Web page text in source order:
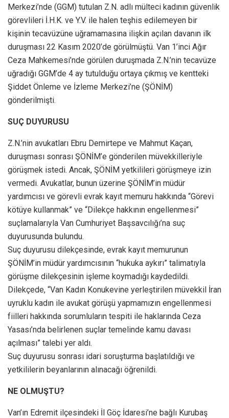
Merkezi’nde (GGM) tutulan Z.N. adlı mülteci kadının güvenlik
görevlileri İ.H.K. ve Y.V. ile halen teşhis edilemeyen bir
kişinin tecavüzüne uğramamasına ilişkin açılan davanın ilk
duruşması 22 Kasım 2020’de görülmüştü. Van 1’inci Ağır
Ceza Mahkemesi’nde görülen duruşmada Z.N.’nin tecavüze
uğradığı GGM’de 4 ay tutulduğu ortaya çıkmış ve kentteki
Şiddet Önleme ve İzleme Merkezi’ne (ŞÖNİM)
gönderilmişti.
SUÇ DUYURUSU
Z.N.’nin avukatları Ebru Demirtepe ve Mahmut Kaçan,
duruşması sonrası ŞÖNİM’e gönderilen müvekkilleriyle
görüşmek istedi. Ancak, ŞÖNİM yetkilileri görüşmeye izin
vermedi. Avukatlar, bunun üzerine ŞÖNİM’in müdür
yardımcısı ve görevli evrak kayıt memuru hakkında “Görevi
kötüye kullanmak” ve “Dilekçe hakkının engellenmesi”
suçlamalarıyla Van Cumhuriyet Başsavcılığı’na suç
duyurusunda bulundu.
Suç duyurusu dilekçesinde, evrak kayıt memurunun
ŞÖNİM’in müdür yardımcısının “hukuka aykırı” talimatıyla
görüşme dilekçesinin işleme koymadığı kaydedildi.
Dilekçede, “Van Kadın Konukevine yerleştirilen müvekkil İran
uyruklu kadın ile avukat görüşü yapmamızın engellenmesi
fiilleri hakkında sorumluların tespiti ile haklarında Ceza
Yasası’nda belirlenen suçlar temelinde kamu davası
açılması” talebi yer aldı.
Suç duyurusu sonrası idari soruşturma başlatıldığı ve
yetkililerin beyanlarının alınacağı öğrenildi.
NE OLMUŞTU?
Van’ın Edremit ilçesindeki İl Göç İdaresi’ne bağlı Kurubaş